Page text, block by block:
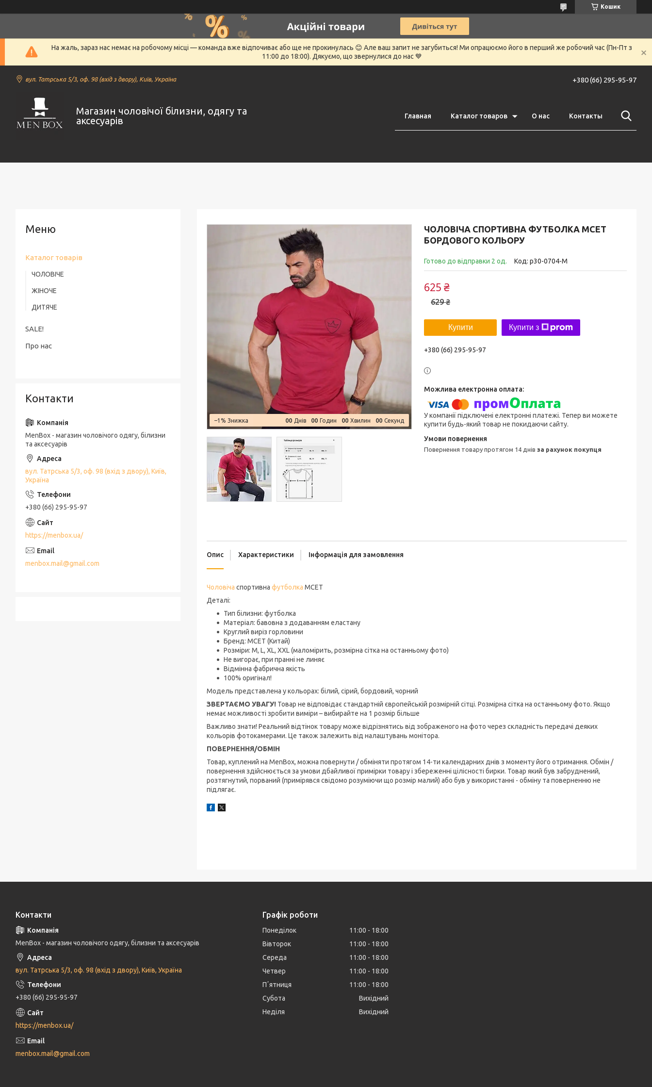
Кошик
На жаль, зараз нас немає на робочому місці — команда вже відпочиває або ще не прокинулась 😊 Але ваш запит не загубиться! Ми опрацюємо його в перший же робочий час (Пн-Пт з
11:00 до 18:00). Дякуємо, що звернулися до нас 💙
вул. Татрська 5/3, оф. 98 (вхід з двору), Київ, Україна +380 (66) 295-95-97
Магазин чоловічої білизни, одягу та
аксесуарів
Главная Каталог товаров О нас Контакты
ЧОЛОВІЧА СПОРТИВНА ФУТБОЛКА MCET
БОРДОВОГО КОЛЬОРУ
Готово до відправки 2 од. Код: p30-0704-M
629 ₴
625 ₴
Купити Купити з
+380 (66) 295-95-97
У компанії підключені електронні платежі. Тепер ви можете
купити будь-який товар не покидаючи сайту.
повернення товару протягом 14 днів за рахунок покупця
–1% 00 Днів 00 Годин 00 Хвилин 00 Секунд
Опис Характеристики Інформація для замовлення
Чоловіча спортивна футболка MCET
Деталі:
Тип білизни: футболка
Матеріал: бавовна з додаванням еластану
Круглий виріз горловини
Бренд: MCET (Китай)
Розміри: М, L, XL, XXL (маломірить, розмірна сітка на останньому фото)
Не вигорає, при пранні не линяє
Відмінна фабрична якість
100% оригінал!
Модель представлена у кольорах: білий, сірий, бордовий, чорний
ЗВЕРТАЄМО УВАГУ! Товар не відповідає стандартній європейській розмірній сітці. Розмірна сітка на останньому фото. Якщо
немає можливості зробити виміри – вибирайте на 1 розмір більше
Важливо знати! Реальний відтінок товару може відрізнятись від зображеного на фото через складність передачі деяких
кольорів фотокамерами. Це також залежить від налаштувань монітора.
ПОВЕРНЕННЯ/ОБМІН
Товар, куплений на MenBox, можна повернути / обміняти протягом 14-ти календарних днів з моменту його отримання. Обмін /
повернення здійснюється за умови дбайливої примірки товару і збереженні цілісності бирки. Товар який був забруднений,
розтягнутий, порваний (примірявся свідомо розуміючи що розмір малий) або був у використанні - обміну та поверненню не
підлягає.
Каталог товарів
ЧОЛОВІЧЕ
ЖІНОЧЕ
ДИТЯЧЕ
SALE!
Про нас
Контакти
MenBox - магазин чоловічого одягу, білизни
та аксесуарів
вул. Татрська 5/3, оф. 98 (вхід з двору), Київ,
Україна
+380 (66) 295-95-97
https://menbox.ua/
menbox.mail@gmail.com
Контакти
MenBox - магазин чоловічого одягу, білизни та аксесуарів
вул. Татрська 5/3, оф. 98 (вхід з двору), Київ, Україна
+380 (66) 295-95-97
https://menbox.ua/
menbox.mail@gmail.com
Графік роботи
Понеділок 11:00
18:00
Вівторок
11:00
18:00
Середа
11:00
18:00
Четвер
11:00
18:00
Пʼятниця
11:00
18:00
Субота
Вихідний
Неділя
Вихідний